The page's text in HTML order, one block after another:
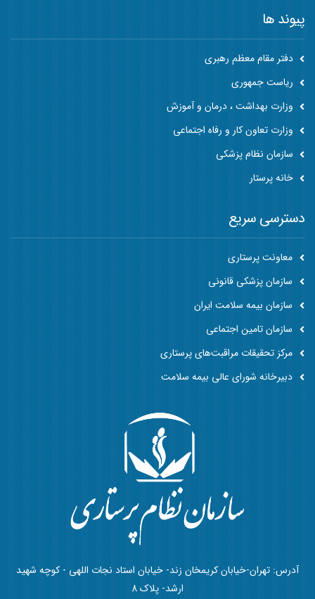
پیوند ها
دفتر مقام معظم رهبری
ریاست جمهوری
وزارت بهداشت ، درمان و آموزش
وزارت تعاون کار و رفاه اجتماعی
سازمان نظام پزشکی
خانه پرستار
آدرس: تهران-خیابان کریمخان زند- خیابان استاد نجات اللهی - کوچه شهید
ارشد- پلاک 8
دسترسی سریع
معاونت پرستاری
سازمان پزشکی قانونی
سازمان بیمه سلامت ایران
سازمان تامین اجتماعی
مرکز تحقیقات مراقبت‌های پرستاری
دبیرخانه شورای عالی بیمه سلامت